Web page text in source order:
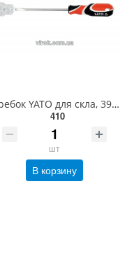
Скребок YATO для скла, 39х200мм [6/72] YT-1379
410
шт
В корзину